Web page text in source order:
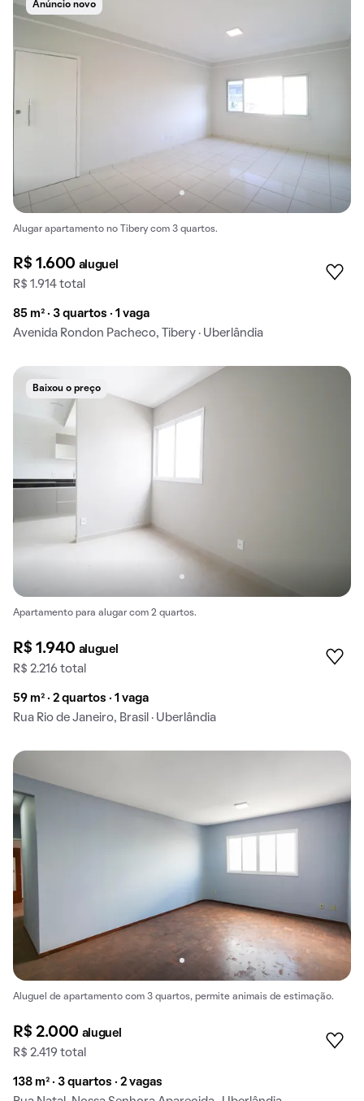
Anúncio novo
Alugar apartamento no Tibery com 3 quartos.
R$ 1.600 aluguel
R$ 1.914 total
85 m² · 3 quartos · 1 vaga
Avenida Rondon Pacheco, Tibery · Uberlândia
Baixou o preço
Apartamento para alugar com 2 quartos.
R$ 1.940 aluguel
R$ 2.216 total
59 m² · 2 quartos · 1 vaga
Rua Rio de Janeiro, Brasil · Uberlândia
Aluguel de apartamento com 3 quartos, permite animais de estimação.
R$ 2.000 aluguel
R$ 2.419 total
138 m² · 3 quartos · 2 vagas